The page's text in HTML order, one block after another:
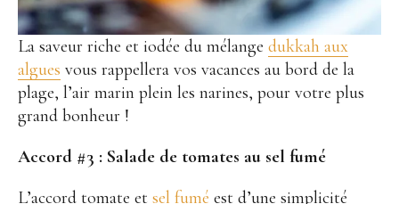
La saveur riche et iodée du mélange dukkah aux
algues vous rappellera vos vacances au bord de la
plage, l’air marin plein les narines, pour votre plus
grand bonheur !
Accord #3 : Salade de tomates au sel fumé
L’accord tomate et sel fumé est d’une simplicité